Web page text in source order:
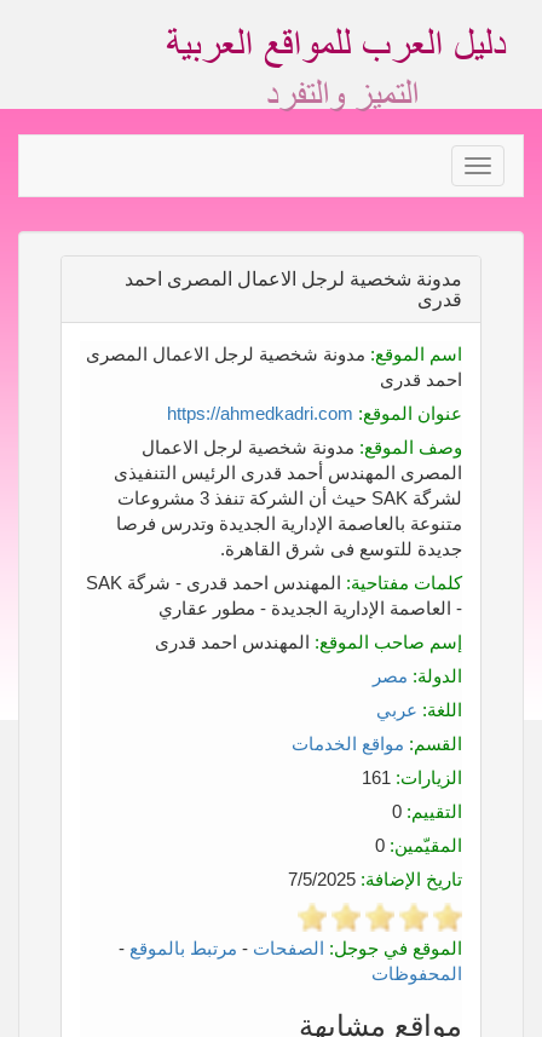
Toggle
navigation
مدونة شخصية لرجل الاعمال المصرى احمد
قدرى
اسم الموقع: مدونة شخصية لرجل الاعمال المصرى
احمد قدرى
عنوان الموقع: https://ahmedkadri.com
وصف الموقع: مدونة شخصية لرجل الاعمال
المصرى المهندس أحمد قدرى الرئيس التنفيذى
لشرگة SAK حيث أن الشركة تنفذ 3 مشروعات
متنوعة بالعاصمة الإدارية الجديدة وتدرس فرصا
جديدة للتوسع فى شرق القاهرة.
كلمات مفتاحية:
المهندس احمد قدرى - شرگة SAK
- العاصمة الإدارية الجديدة - مطور عقاري
إسم صاحب الموقع: المهندس احمد قدرى
الدولة: مصر
اللغة: عربي
القسم: مواقع الخدمات
الزيارات:
التقييم:
المقيّمين:
تاريخ الإضافة:
الموقع في جوجل: الصفحات - مرتبط بالموقع -
المحفوظات
مواقع مشابهة